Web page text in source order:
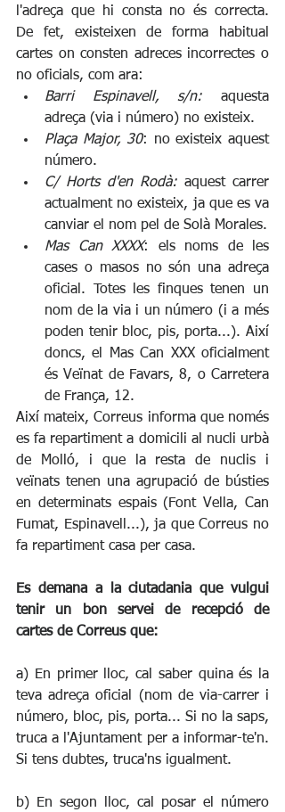
l'adreça que hi consta no és correcta.
De fet, existeixen de forma habitual
cartes on consten adreces incorrectes o
no oficials, com ara:
Barri Espinavell, s/n: aquesta
adreça (via i número) no existeix.
Plaça Major, 30: no existeix aquest
número.
C/ Horts d'en Rodà: aquest carrer
actualment no existeix, ja que es va
canviar el nom pel de Solà Morales.
Mas Can XXXX: els noms de les
cases o masos no són una adreça
oficial. Totes les finques tenen un
nom de la via i un número (i a més
poden tenir bloc, pis, porta...). Així
doncs, el Mas Can XXX oficialment
és Veïnat de Favars, 8, o Carretera
de França, 12.
Així mateix, Correus informa que només
es fa repartiment a domicili al nucli urbà
de Molló, i que la resta de nuclis i
veïnats tenen una agrupació de bústies
en determinats espais (Font Vella, Can
Fumat, Espinavell...), ja que Correus no
fa repartiment casa per casa.
Es demana a la ciutadania que vulgui
tenir un bon servei de recepció de
cartes de Correus que:
a) En primer lloc, cal saber quina és la
teva adreça oficial (nom de via-carrer i
número, bloc, pis, porta... Si no la saps,
truca a l'Ajuntament per a informar-te'n.
Si tens dubtes, truca'ns igualment.
b) En segon lloc, cal posar el número